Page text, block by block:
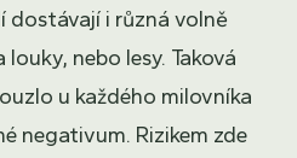
dostávají i různá volně
nebo lesy. Taková
u každého milovníka
negativum. Rizikem zde